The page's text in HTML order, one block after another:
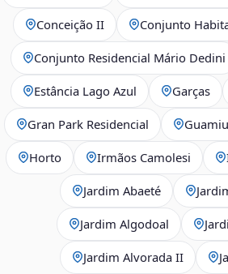
Conceição II Conjunto
Conjunto Residencial Mário Dedini
Estância Lago Azul Garças
Gran Park Residencial
Horto Irmãos Camolesi
Jardim Abaeté
Jardim Algodoal
Jardim Alvorada II